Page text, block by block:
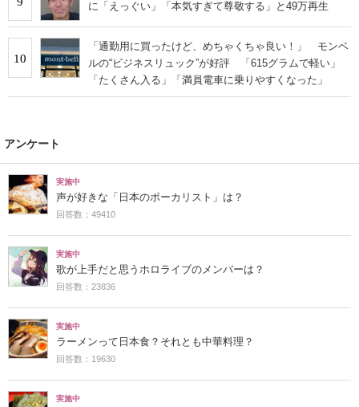
に「えっぐい」「本気すぎて尊敬する」と49万再生
10
「通勤用に買ったけど、めちゃくちゃ良い！」 モンベ
ルの“ビジネスリュック”が好評 「615グラムで軽い」
「たくさん入る」「満員電車に乗りやすくなった」
アンケート
実施中
声が好きな「日本のボーカリスト」は？
回答数：49410
実施中
歌が上手だと思うホロライブのメンバーは？
回答数：23836
実施中
ラーメンって日本食？それとも中華料理？
回答数：19630
実施中